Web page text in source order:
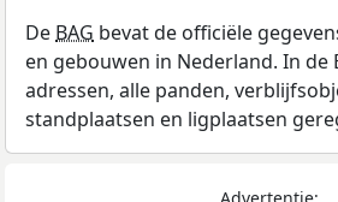
De BAG bevat de officiële
en gebouwen in Nederland. In de
adressen, alle panden,
standplaatsen en ligplaatsen